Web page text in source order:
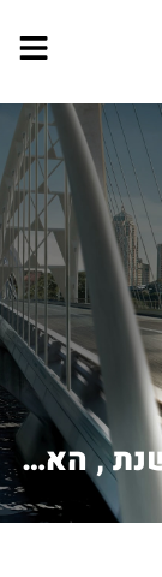
שלום, יש לי סוזוקי אלטו שנת , האם אפ...